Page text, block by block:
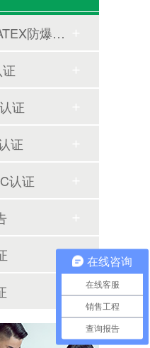
CNEX/ATEX防爆合格证
证
证
认证
在线咨询
在线客服
销售工程
查询报告